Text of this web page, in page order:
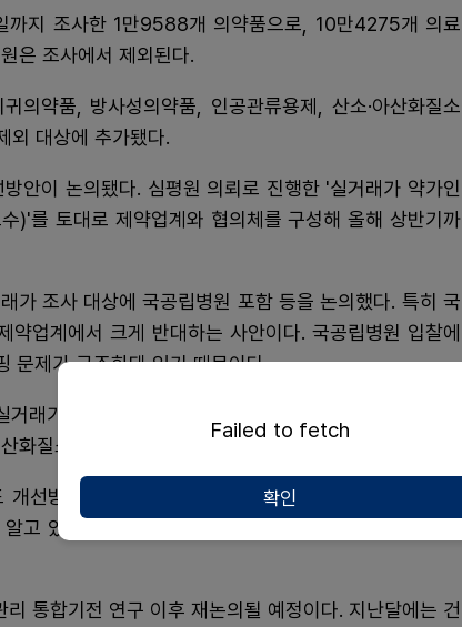
지 조사한 1만9588개 의약품으로, 10만4275개 의료
은 조사에서 제외된다.
의약품, 방사성의약품, 인공관류용제, 산소·아산화질소
외 대상에 추가됐다.
안이 논의됐다. 심평원 의뢰로 진행한 '실거래가 약가인
)'를 토대로 제약업계와 협의체를 구성해 올해 상반기까
가 조사 대상에 국공립병원 포함 등을 논의했다. 특히 국
업계에서 크게 반대하는 사안이다. 국공립병원 입찰에
문제가 구조화돼 있기 때문이다.
래가 조사에서는 국공립병원이 조사대상에서 제외되는
화질소만 포함시켰을 뿐이다.
선방안은 연말 사후관리 통합기전 연구가 나오면 다른
고 있다"며 "그때 국공립병원 포함 문제 등이 재논의될
통합기전 연구 이후 재논의될 예정이다. 지난달에는 건
Failed to fetch
확인